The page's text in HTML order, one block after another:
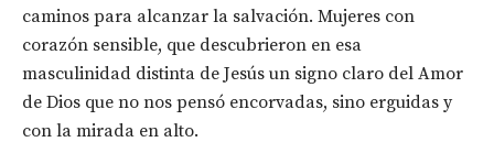
caminos para alcanzar la salvación. Mujeres con
corazón sensible, que descubrieron en esa
masculinidad distinta de Jesús un signo claro del Amor
de Dios que no nos pensó encorvadas, sino erguidas y
con la mirada en alto.